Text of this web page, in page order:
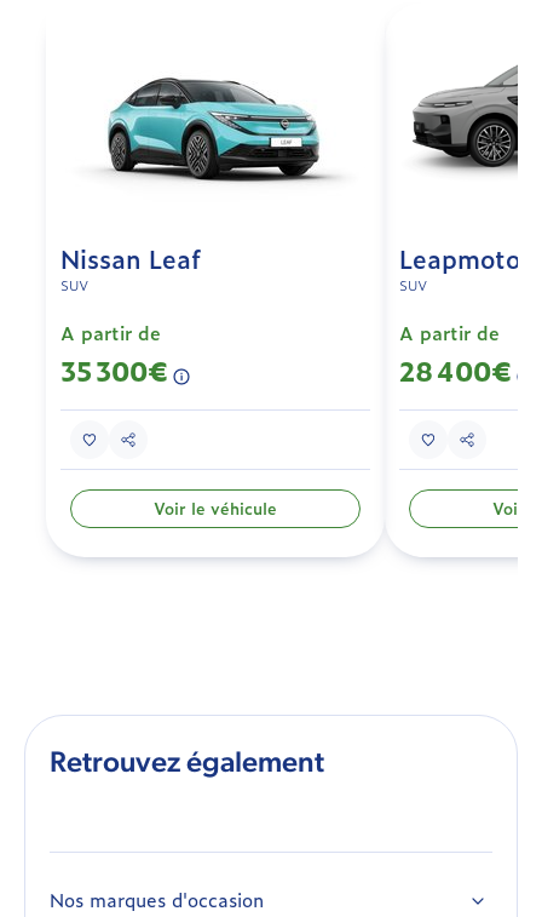
Nissan Leaf
SUV
A partir de
35 300€
Voir le véhicule
Leapmotor
SUV
A partir de
28 400€
Voir
Retrouvez également
Nos marques d'occasion